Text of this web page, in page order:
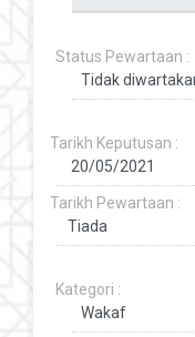
Status Pewartaan :
Tarikh Keputusan :
Tarikh Pewartaan :
Kategori :